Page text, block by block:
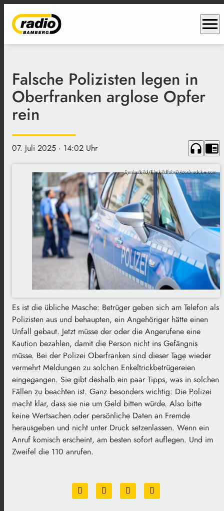
menu
Falsche Polizisten legen in
Oberfranken arglose Opfer
rein
07. Juli 2025 · 14:02 Uhr headphones chrome_reader_mode
Symbolbild/filmbildfabrik/stock.adobe.com
Es ist die übliche Masche: Betrüger geben sich am Telefon als
Polizisten aus und behaupten, ein Angehöriger hätte einen
Unfall gebaut. Jetzt müsse der oder die Angerufene eine
Kaution bezahlen, damit die Person nicht ins Gefängnis
müsse. Bei der Polizei Oberfranken sind dieser Tage wieder
vermehrt Meldungen zu solchen Enkeltrickbetrügereien
eingegangen. Sie gibt deshalb ein paar Tipps, was in solchen
Fällen zu beachten ist. Ganz besonders wichtig: Die Polizei
macht klar, dass sie nie um Geld bitten würde. Also bitte
keine Wertsachen oder persönliche Daten an Fremde
herausgeben und nicht unter Druck setzenlassen. Wenn ein
Anruf komisch erscheint, am besten sofort auflegen. Und im
Zweifel die 110 anrufen.